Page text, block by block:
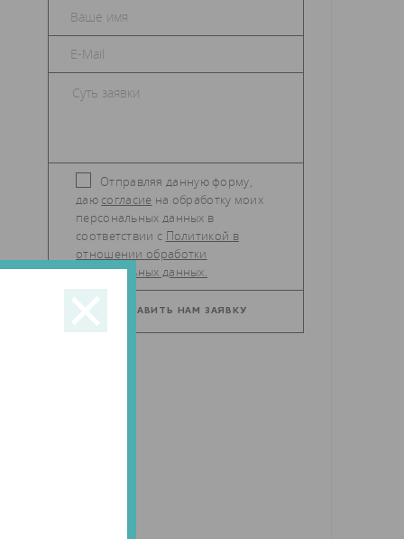
Отправляя данную форму,
даю согласие
персональных данных в
соответствии с Политикой в
отношении обработки
персональных данных.